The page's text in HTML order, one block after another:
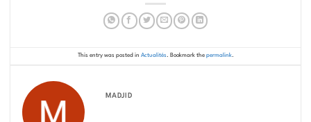
This entry was posted in Actualités. Bookmark the permalink.
MADJID